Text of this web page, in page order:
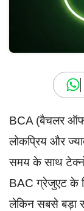
BCA (बैचलर
लोकप्रिय और
समय के साथ
BAC ग्रेजुएट के
लेकिन सबसे बड़ा